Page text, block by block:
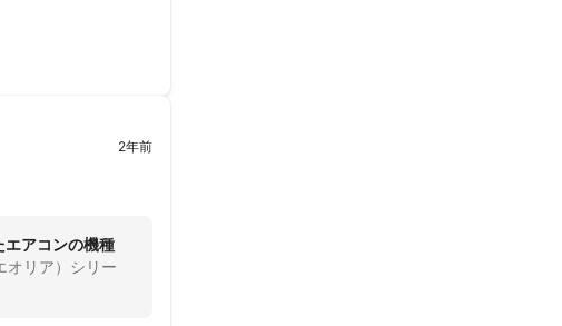
粧カバーオススメ
頼したいと思いま
2年前
エアコンの機種
オリア）シリー